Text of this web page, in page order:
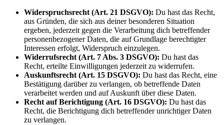
Widerspruchsrecht (Art. 21 DSGVO): Du hast das Recht,
aus Gründen, die sich aus deiner besonderen Situation
ergeben, jederzeit gegen die Verarbeitung dich betreffender
personenbezogener Daten, die auf Grundlage berechtigter
Interessen erfolgt, Widerspruch einzulegen.
Widerrufsrecht (Art. 7 Abs. 3 DSGVO): Du hast das
Recht, erteilte Einwilligungen jederzeit zu widerrufen.
Auskunftsrecht (Art. 15 DSGVO): Du hast das Recht, eine
Bestätigung darüber zu verlangen, ob betreffende Daten
verarbeitet werden und auf Auskunft über diese Daten.
Recht auf Berichtigung (Art. 16 DSGVO): Du hast das
Recht, die Berichtigung dich betreffender unrichtiger Daten
zu verlangen.